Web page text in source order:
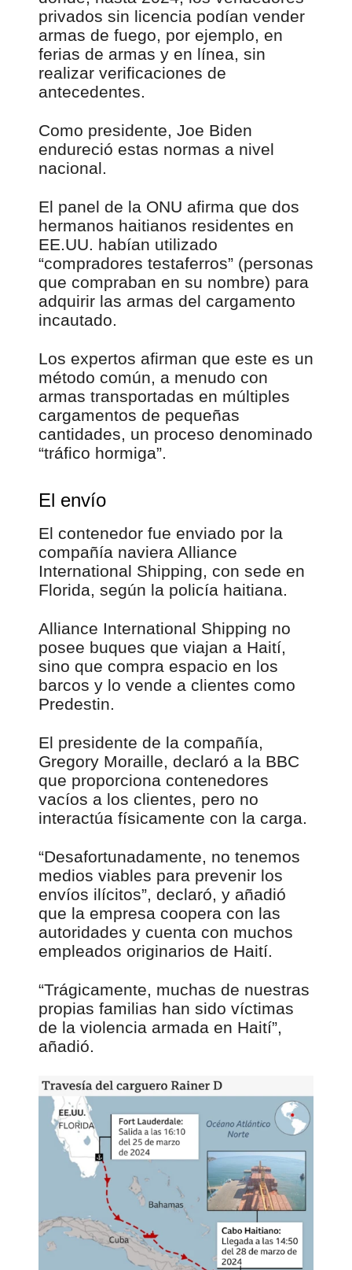
privados sin licencia podían vender
armas de fuego, por ejemplo, en
ferias de armas y en línea, sin
realizar verificaciones de
antecedentes.
Como presidente, Joe Biden
endureció estas normas a nivel
nacional.
El panel de la ONU afirma que dos
hermanos haitianos residentes en
EE.UU. habían utilizado
“compradores testaferros” (personas
que compraban en su nombre) para
adquirir las armas del cargamento
incautado.
Los expertos afirman que este es un
método común, a menudo con
armas transportadas en múltiples
cargamentos de pequeñas
cantidades, un proceso denominado
“tráfico hormiga”.
El envío
El contenedor fue enviado por la
compañía naviera Alliance
International Shipping, con sede en
Florida, según la policía haitiana.
Alliance International Shipping no
posee buques que viajan a Haití,
sino que compra espacio en los
barcos y lo vende a clientes como
Predestin.
El presidente de la compañía,
Gregory Moraille, declaró a la BBC
que proporciona contenedores
vacíos a los clientes, pero no
interactúa físicamente con la carga.
“Desafortunadamente, no tenemos
medios viables para prevenir los
envíos ilícitos”, declaró, y añadió
que la empresa coopera con las
autoridades y cuenta con muchos
empleados originarios de Haití.
“Trágicamente, muchas de nuestras
propias familias han sido víctimas
de la violencia armada en Haití”,
añadió.